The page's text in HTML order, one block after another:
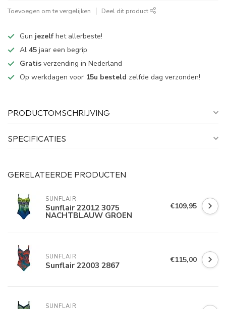
Toevoegen om te vergelijken Deel dit product
Gun jezelf het allerbeste!
Al 45 jaar een begrip
Gratis verzending in Nederland
Op werkdagen voor 15u besteld zelfde dag verzonden!
PRODUCTOMSCHRIJVING
SPECIFICATIES
GERELATEERDE PRODUCTEN
SUNFLAIR
Sunflair 22012 3075
NACHTBLAUW GROEN
€109,95
SUNFLAIR
Sunflair 22003 2867 €115,00
SUNFLAIR